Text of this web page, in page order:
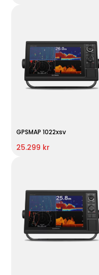
GPSMAP 1022xsv
25.299 kr